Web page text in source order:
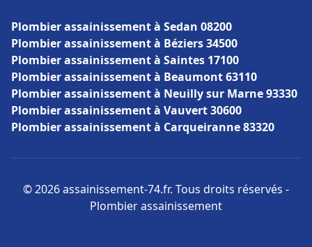
Plombier assainissement à Sedan 08200
Plombier assainissement à Béziers 34500
Plombier assainissement à Saintes 17100
Plombier assainissement à Beaumont 63110
Plombier assainissement à Neuilly sur Marne 93330
Plombier assainissement à Vauvert 30600
Plombier assainissement à Carqueiranne 83320
© 2026 assainissement-74.fr. Tous droits réservés -
Plombier assainissement